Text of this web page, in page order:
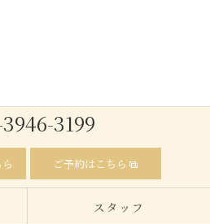
3199
ご予約はこちら
スタッフ